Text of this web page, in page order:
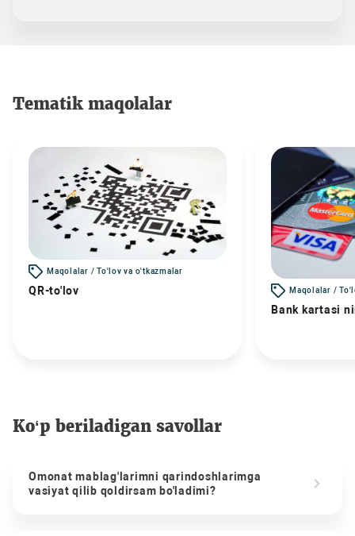
Tematik maqolalar
Maqolalar / To'lov va o'tkazmalar
QR-to'lov Maqolalar /
Bank kartasi
Ko‘p beriladigan savollar
Omonat mablag'larimni qarindoshlarimga
vasiyat qilib qoldirsam bo'ladimi?